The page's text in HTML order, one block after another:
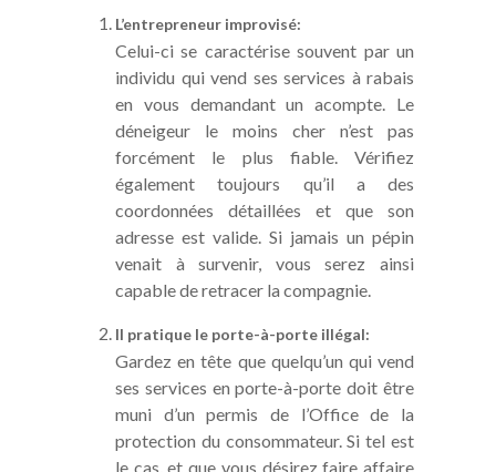
L’entrepreneur improvisé:
Celui-ci se caractérise souvent par un
individu qui vend ses services à rabais
en vous demandant un acompte. Le
déneigeur le moins cher n’est pas
forcément le plus fiable. Vérifiez
également toujours qu’il a des
coordonnées détaillées et que son
adresse est valide. Si jamais un pépin
venait à survenir, vous serez ainsi
capable de retracer la compagnie.
Il pratique le porte-à-porte illégal:
Gardez en tête que quelqu’un qui vend
ses services en porte-à-porte doit être
muni d’un permis de l’Office de la
protection du consommateur. Si tel est
le cas, et que vous désirez faire affaire